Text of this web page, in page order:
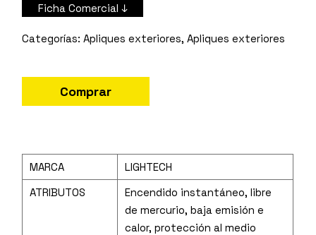
Ficha Comercial ↓
Apliques exteriores,Apliques exteriores
Comprar
MARCA
LIGHTECH
ATRIBUTOS
Encendido instantáneo, libre
de mercurio, baja emisión e
calor, protección al medio